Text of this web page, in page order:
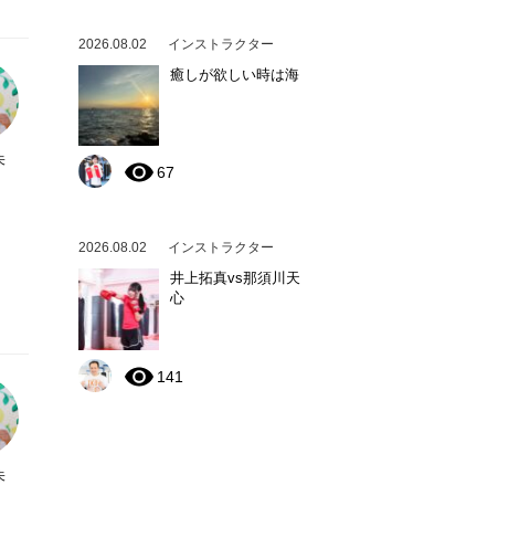
2026.08.02 インストラクター
癒しが欲しい時は海
67
2026.08.02 インストラクター
井上拓真vs那須川天
心
141